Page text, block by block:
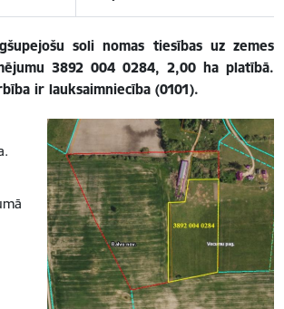
soli nomas tiesības uz zemes
3892 004 0284, 2,00 ha platībā.
ir lauksaimniecība (0101).